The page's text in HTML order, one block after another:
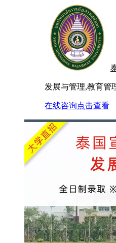
发展与管理,教育管
在线咨询点击查看